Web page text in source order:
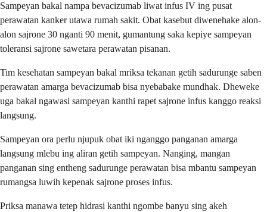
Sampeyan bakal nampa bevacizumab liwat infus IV ing pusat
perawatan kanker utawa rumah sakit. Obat kasebut diwenehake alon-
alon sajrone 30 nganti 90 menit, gumantung saka kepiye sampeyan
toleransi sajrone sawetara perawatan pisanan.
Tim kesehatan sampeyan bakal mriksa tekanan getih sadurunge saben
perawatan amarga bevacizumab bisa nyebabake mundhak. Dheweke
uga bakal ngawasi sampeyan kanthi rapet sajrone infus kanggo reaksi
langsung.
Sampeyan ora perlu njupuk obat iki nganggo panganan amarga
langsung mlebu ing aliran getih sampeyan. Nanging, mangan
panganan sing entheng sadurunge perawatan bisa mbantu sampeyan
rumangsa luwih kepenak sajrone proses infus.
Priksa manawa tetep hidrasi kanthi ngombe banyu sing akeh